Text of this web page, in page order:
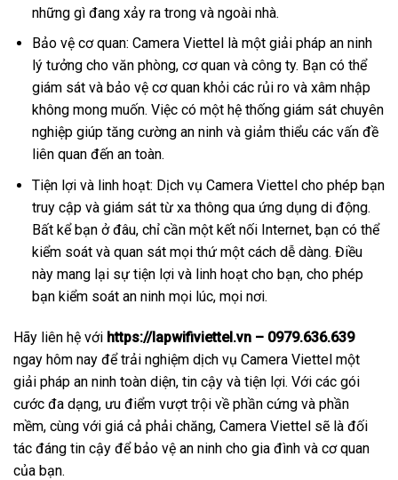
những gì đang xảy ra trong và ngoài nhà.
Bảo vệ cơ quan: Camera Viettel là một giải pháp an ninh
lý tưởng cho văn phòng, cơ quan và công ty. Bạn có thể
giám sát và bảo vệ cơ quan khỏi các rủi ro và xâm nhập
không mong muốn. Việc có một hệ thống giám sát chuyên
nghiệp giúp tăng cường an ninh và giảm thiểu các vấn đề
liên quan đến an toàn.
Tiện lợi và linh hoạt: Dịch vụ Camera Viettel cho phép bạn
truy cập và giám sát từ xa thông qua ứng dụng di động.
Bất kể bạn ở đâu, chỉ cần một kết nối Internet, bạn có thể
kiểm soát và quan sát mọi thứ một cách dễ dàng. Điều
này mang lại sự tiện lợi và linh hoạt cho bạn, cho phép
bạn kiểm soát an ninh mọi lúc, mọi nơi.
Hãy liên hệ với https://lapwifiviettel.vn – 0979.636.639
ngay hôm nay để trải nghiệm dịch vụ Camera Viettel một
giải pháp an ninh toàn diện, tin cậy và tiện lợi. Với các gói
cước đa dạng, ưu điểm vượt trội về phần cứng và phần
mềm, cùng với giá cả phải chăng, Camera Viettel sẽ là đối
tác đáng tin cậy để bảo vệ an ninh cho gia đình và cơ quan
của bạn.